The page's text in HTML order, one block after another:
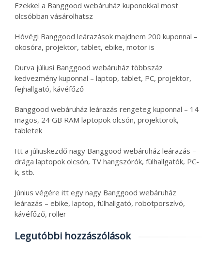
Ezekkel a Banggood webáruház kuponokkal most
olcsóbban vásárolhatsz
Hóvégi Banggood leárazások majdnem 200 kuponnal –
okosóra, projektor, tablet, ebike, motor is
Durva júliusi Banggood webáruház többszáz
kedvezmény kuponnal – laptop, tablet, PC, projektor,
fejhallgató, kávéfőző
Banggood webáruház leárazás rengeteg kuponnal – 14
magos, 24 GB RAM laptopok olcsón, projektorok,
tabletek
Itt a júliuskezdő nagy Banggood webáruház leárazás –
drága laptopok olcsón, TV hangszórók, fülhallgatók, PC-
k, stb.
Június végére itt egy nagy Banggood webáruház
leárazás – ebike, laptop, fülhallgató, robotporszívó,
kávéfőző, roller
Legutóbbi hozzászólások